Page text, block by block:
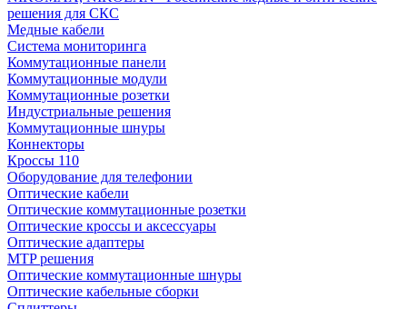
решения для СКС
Медные кабели
Система мониторинга
Коммутационные панели
Коммутационные модули
Коммутационные розетки
Индустриальные решения
Коммутационные шнуры
Коннекторы
Кроссы 110
Оборудование для телефонии
Оптические кабели
Оптические коммутационные розетки
Оптические кроссы и аксессуары
Оптические адаптеры
MTP решения
Оптические коммутационные шнуры
Оптические кабельные сборки